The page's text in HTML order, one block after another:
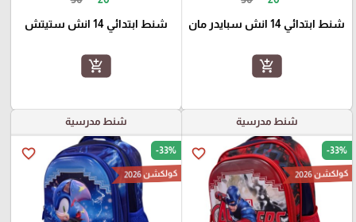
شنط ابتدائي 14 انش سبايدر مان
add_shopping_cart
شنط ابتدائي 14 انش ستيتش
add_shopping_cart
شنط مدرسية
favorite_border -33%
كولكشن 2026
شنط مدرسية
favorite_border -33%
كولكشن 2026